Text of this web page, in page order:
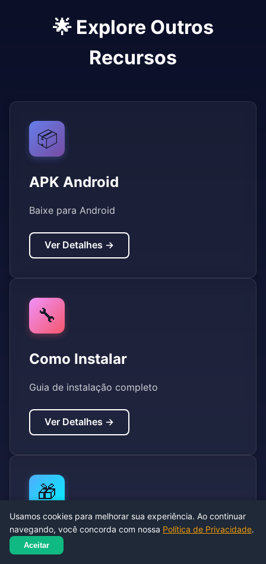
🌟 Explore Outros
Recursos
📦
APK Android
Baixe para Android
Ver Detalhes →
🔧
Como Instalar
Guia de instalação completo
Ver Detalhes →
🎁
Bônus e Promoções
Usamos cookies para melhorar sua experiência. Ao continuar
navegando, você concorda com nossa Política de Privacidade.
Aceitar